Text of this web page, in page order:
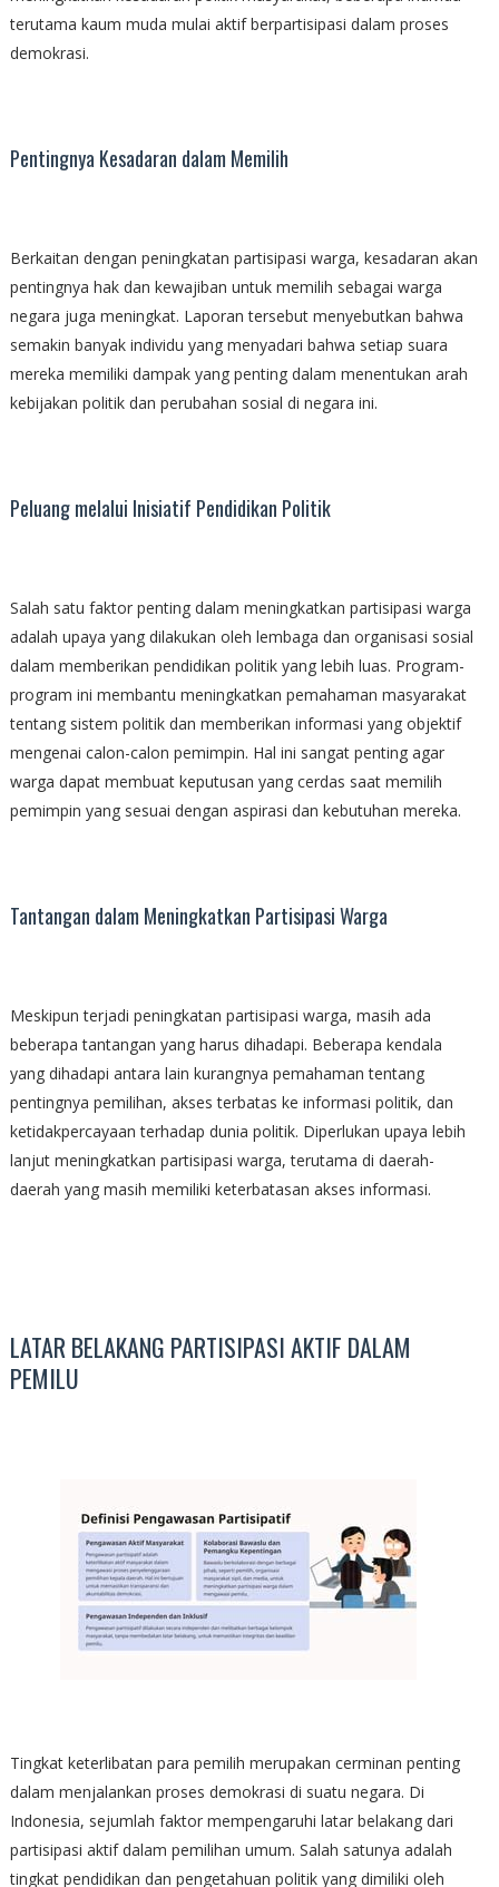
terutama kaum muda mulai aktif berpartisipasi dalam proses
demokrasi.
Pentingnya Kesadaran dalam Memilih
Berkaitan dengan peningkatan partisipasi warga, kesadaran akan
pentingnya hak dan kewajiban untuk memilih sebagai warga
negara juga meningkat. Laporan tersebut menyebutkan bahwa
semakin banyak individu yang menyadari bahwa setiap suara
mereka memiliki dampak yang penting dalam menentukan arah
kebijakan politik dan perubahan sosial di negara ini.
Peluang melalui Inisiatif Pendidikan Politik
Salah satu faktor penting dalam meningkatkan partisipasi warga
adalah upaya yang dilakukan oleh lembaga dan organisasi sosial
dalam memberikan pendidikan politik yang lebih luas. Program-
program ini membantu meningkatkan pemahaman masyarakat
tentang sistem politik dan memberikan informasi yang objektif
mengenai calon-calon pemimpin. Hal ini sangat penting agar
warga dapat membuat keputusan yang cerdas saat memilih
pemimpin yang sesuai dengan aspirasi dan kebutuhan mereka.
Tantangan dalam Meningkatkan Partisipasi Warga
Meskipun terjadi peningkatan partisipasi warga, masih ada
beberapa tantangan yang harus dihadapi. Beberapa kendala
yang dihadapi antara lain kurangnya pemahaman tentang
pentingnya pemilihan, akses terbatas ke informasi politik, dan
ketidakpercayaan terhadap dunia politik. Diperlukan upaya lebih
lanjut meningkatkan partisipasi warga, terutama di daerah-
daerah yang masih memiliki keterbatasan akses informasi.
LATAR BELAKANG PARTISIPASI AKTIF DALAM
PEMILU
Tingkat keterlibatan para pemilih merupakan cerminan penting
dalam menjalankan proses demokrasi di suatu negara. Di
Indonesia, sejumlah faktor mempengaruhi latar belakang dari
partisipasi aktif dalam pemilihan umum. Salah satunya adalah
tingkat pendidikan dan pengetahuan politik yang dimiliki oleh